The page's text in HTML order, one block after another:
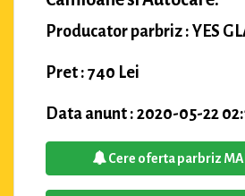
Producator parbriz : YES
Pret : 740 Lei
Data anunt : 2020-05-22
Cere oferta parbriz